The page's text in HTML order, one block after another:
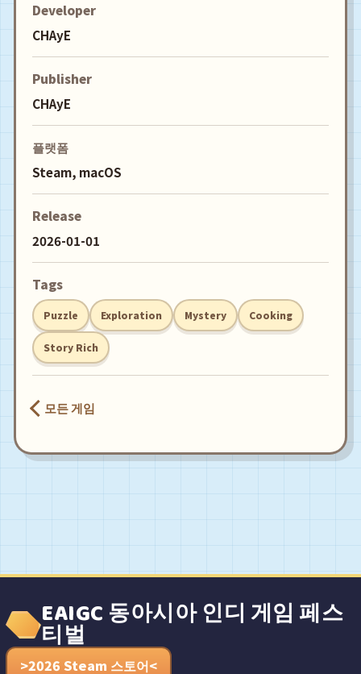
Developer
CHAyE
Publisher
CHAyE
플랫폼
Steam, macOS
Release
2026-01-01
Tags
Puzzle Exploration Mystery Cooking
Story Rich
모든 게임
EAIGC 동아시아 인디 게임 페스
티벌
>2026 Steam 스토어<